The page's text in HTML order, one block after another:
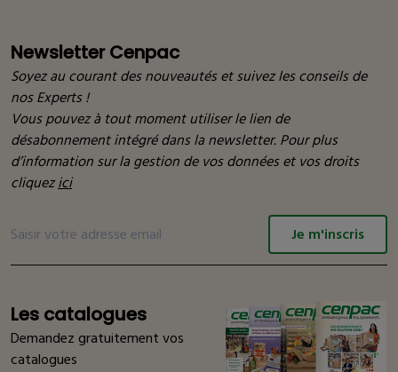
Newsletter Cenpac
Soyez au courant des nouveautés et suivez les conseils de
nos Experts !
Vous pouvez à tout moment utiliser le lien de
désabonnement intégré dans la newsletter. Pour plus
d’information sur la gestion de vos données et vos droits
cliquezici
Je m'inscris
Les catalogues
Demandez gratuitement vos
catalogues